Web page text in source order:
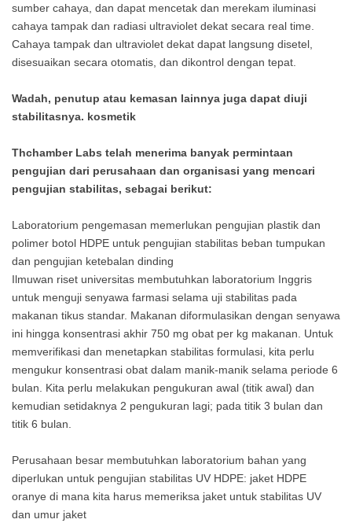
sumber cahaya, dan dapat mencetak dan merekam iluminasi
cahaya tampak dan radiasi ultraviolet dekat secara real time.
Cahaya tampak dan ultraviolet dekat dapat langsung disetel,
disesuaikan secara otomatis, dan dikontrol dengan tepat.
Wadah, penutup atau kemasan lainnya juga dapat diuji
stabilitasnya. kosmetik
Thchamber Labs telah menerima banyak permintaan
pengujian dari perusahaan dan organisasi yang mencari
pengujian stabilitas, sebagai berikut:
Laboratorium pengemasan memerlukan pengujian plastik dan
polimer botol HDPE untuk pengujian stabilitas beban tumpukan
dan pengujian ketebalan dinding
Ilmuwan riset universitas membutuhkan laboratorium Inggris
untuk menguji senyawa farmasi selama uji stabilitas pada
makanan tikus standar. Makanan diformulasikan dengan senyawa
ini hingga konsentrasi akhir 750 mg obat per kg makanan. Untuk
memverifikasi dan menetapkan stabilitas formulasi, kita perlu
mengukur konsentrasi obat dalam manik-manik selama periode 6
bulan. Kita perlu melakukan pengukuran awal (titik awal) dan
kemudian setidaknya 2 pengukuran lagi; pada titik 3 bulan dan
titik 6 bulan.
Perusahaan besar membutuhkan laboratorium bahan yang
diperlukan untuk pengujian stabilitas UV HDPE: jaket HDPE
oranye di mana kita harus memeriksa jaket untuk stabilitas UV
dan umur jaket